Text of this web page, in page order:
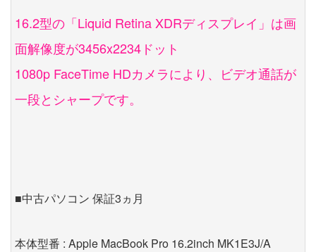
16.2型の「Liquid Retina XDRディスプレイ」は画
面解像度が3456x2234ドット
1080p FaceTime HDカメラにより、ビデオ通話が
一段とシャープです。
■中古パソコン 保証3ヵ月
本体型番 : Apple MacBook Pro 16.2inch MK1E3J/A